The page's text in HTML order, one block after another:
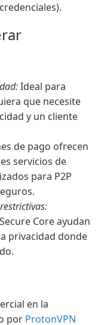
Ideal para
que necesite
y un cliente
de pago ofrecen
servicios de
para P2P
Core ayudan
privacidad donde
en la
por ProtonVPN